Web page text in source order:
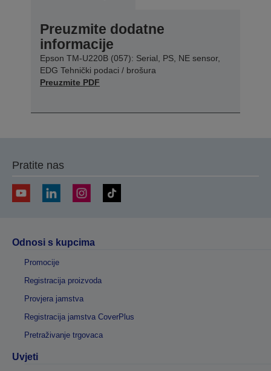
Preuzmite dodatne
informacije
Epson TM-U220B (057): Serial, PS, NE sensor,
EDG Tehnički podaci / brošura
Preuzmite PDF
Pratite nas
Odnosi s kupcima
Promocije
Registracija proizvoda
Provjera jamstva
Registracija jamstva CoverPlus
Pretraživanje trgovaca
Uvjeti